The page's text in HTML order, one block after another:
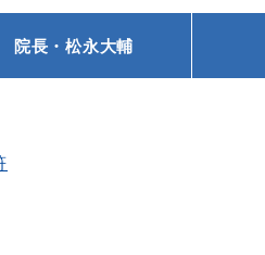
院長・松永大輔